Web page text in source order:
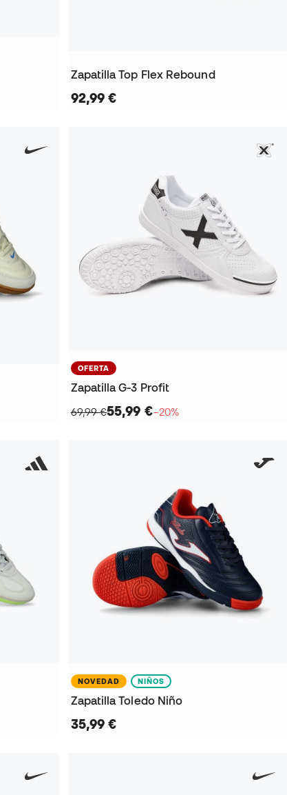
Zapatilla Top Flex Rebound
92,99 €
OFERTA
Zapatilla G-3 Profit
69,99 €55,99 €−20%
NOVEDAD NIÑOS
Zapatilla Toledo Niño
35,99 €